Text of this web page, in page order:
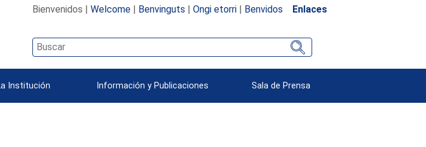
Bienvenidos | Welcome| Benvinguts | Ongi etorri| Benvidos Enlaces
Institución Información y Publicaciones Sala de Prensa